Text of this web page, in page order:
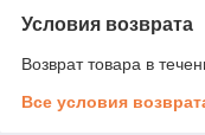
Условия возврата
Возврат товара в
Все условия